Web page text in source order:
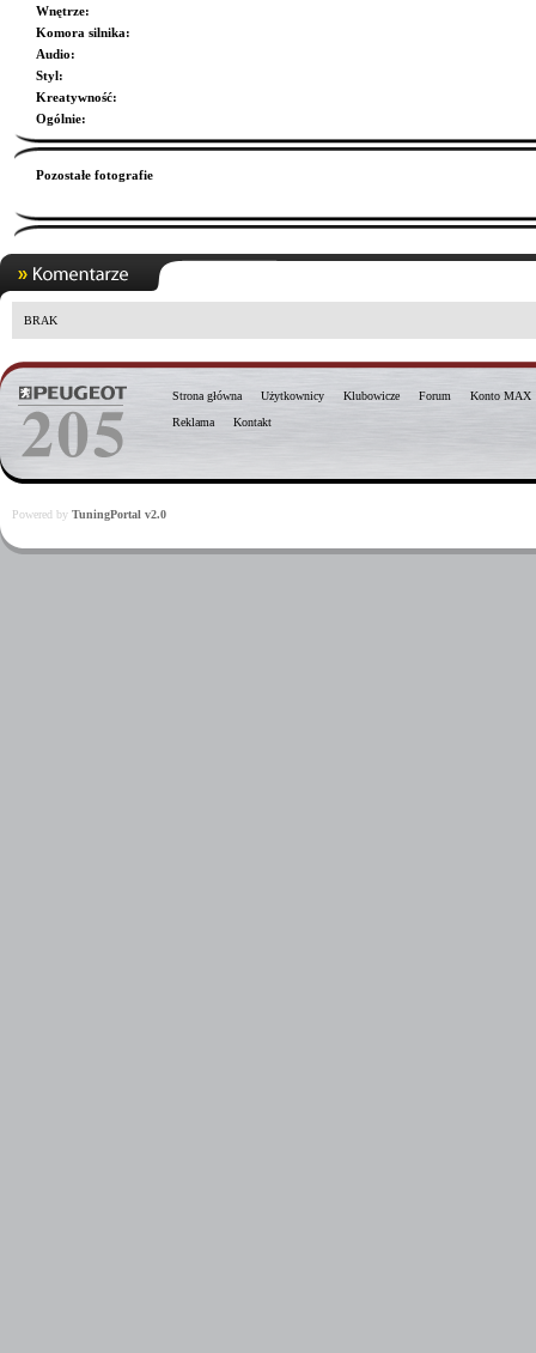
Wnętrze:
Komora silnika:
Audio:
Styl:
Kreatywność:
Ogólnie:
Pozostałe fotografie
BRAK
Strona główna Użytkownicy Klubowicze Forum
Konto MAX
Reklama
Kontakt
Powered by TuningPortal v2.0